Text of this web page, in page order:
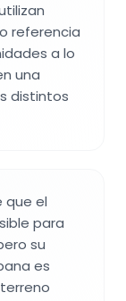
referencia
a lo
una
distintos
que el
para
su
es